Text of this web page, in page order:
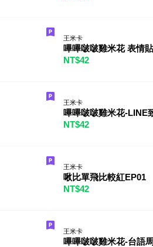
王米卡
嗶嗶啵啵雞米花 表情貼
NT$42
王米卡
嗶嗶啵啵雞米花-LINE
NT$42
王米卡
啾比單飛比較紅EP01
NT$42
王米卡
嗶嗶啵啵雞米花-台語